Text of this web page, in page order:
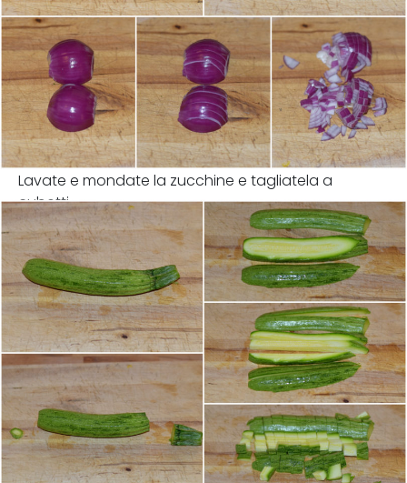
Lavate e mondate la zucchine e tagliatela a
cubetti.